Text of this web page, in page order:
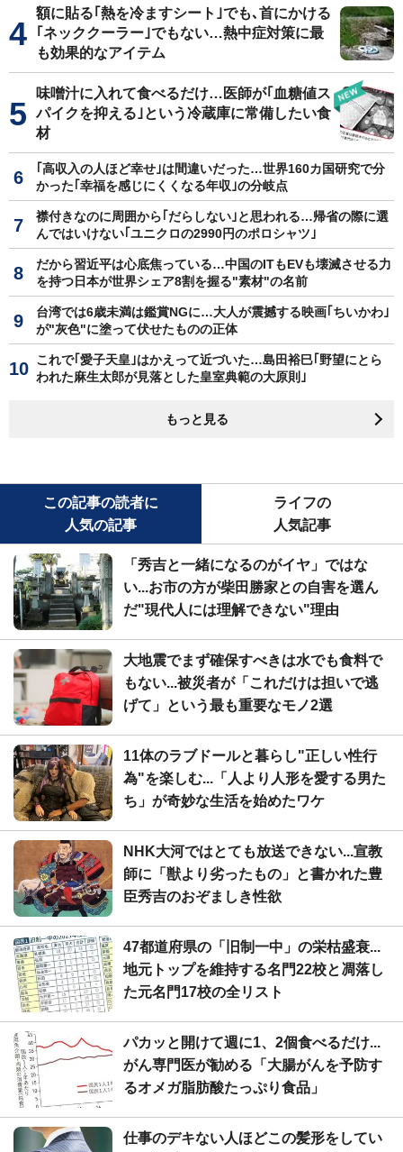
額に貼る｢熱を冷ますシート｣でも､首にかける
｢ネッククーラー｣でもない…熱中症対策に最
も効果的なアイテム
味噌汁に入れて食べるだけ…医師が｢血糖値ス
パイクを抑える｣という冷蔵庫に常備したい食
材
｢高収入の人ほど幸せ｣は間違いだった…世界160カ国研究で分
かった｢幸福を感じにくくなる年収｣の分岐点
襟付きなのに周囲から｢だらしない｣と思われる…帰省の際に選
んではいけない｢ユニクロの2990円のポロシャツ｣
だから習近平は心底焦っている…中国のITもEVも壊滅させる力
を持つ日本が世界シェア8割を握る"素材"の名前
台湾では6歳未満は鑑賞NGに…大人が震撼する映画｢ちいかわ｣
が"灰色"に塗って伏せたものの正体
これで｢愛子天皇｣はかえって近づいた…島田裕巳｢野望にとら
われた麻生太郎が見落とした皇室典範の大原則｣
もっと見る
この記事の読者に
人気の記事
ライフの
人気記事
「秀吉と一緒になるのがイヤ」ではな
い...お市の方が柴田勝家との自害を選ん
だ"現代人には理解できない"理由
大地震でまず確保すべきは水でも食料で
もない...被災者が「これだけは担いで逃
げて」という最も重要なモノ2選
11体のラブドールと暮らし"正しい性行
為"を楽しむ...「人より人形を愛する男た
ち」が奇妙な生活を始めたワケ
NHK大河ではとても放送できない...宣教
師に「獣より劣ったもの」と書かれた豊
臣秀吉のおぞましき性欲
47都道府県の「旧制一中」の栄枯盛衰...
地元トップを維持する名門22校と凋落し
た元名門17校の全リスト
パカッと開けて週に1、2個食べるだけ...
がん専門医が勧める「大腸がんを予防す
るオメガ脂肪酸たっぷり食品」
仕事のデキない人ほどこの髪形をしてい